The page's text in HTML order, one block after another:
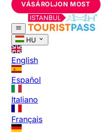
VÁSÁROLJON MOST
HU
English
Español
Italiano
Français